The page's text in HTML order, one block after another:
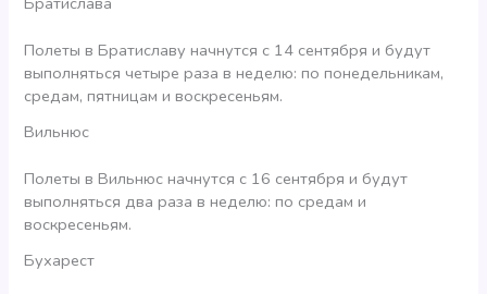
Полеты в Братиславу начнутся с 14 сентября и будут
выполняться четыре раза в неделю: по понедельникам,
средам, пятницам и воскресеньям.
Вильнюс
Полеты в Вильнюс начнутся с 16 сентября и будут
выполняться два раза в неделю: по средам и
воскресеньям.
Бухарест